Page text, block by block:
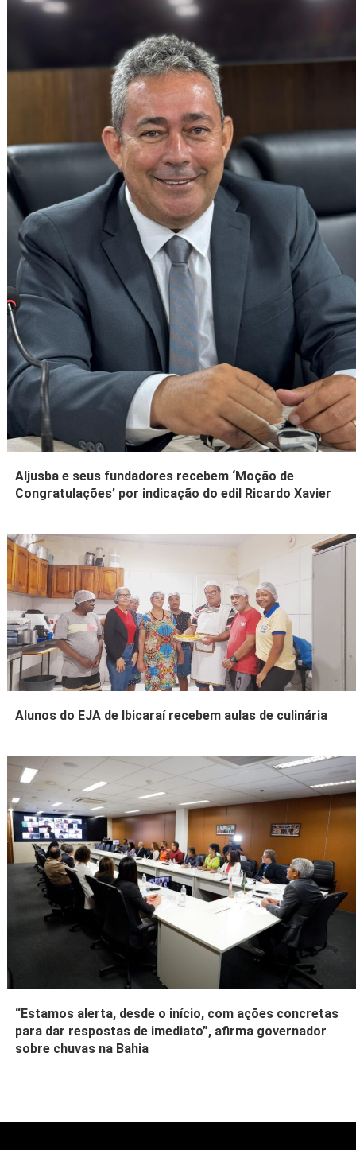
Aljusba e seus fundadores recebem ‘Moção de
Congratulações’ por indicação do edil Ricardo Xavier
Alunos do EJA de Ibicaraí recebem aulas de culinária
“Estamos alerta, desde o início, com ações concretas
para dar respostas de imediato”, afirma governador
sobre chuvas na Bahia